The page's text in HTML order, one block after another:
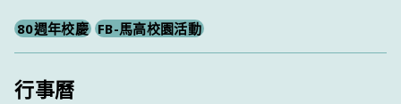
80週年校慶 FB-馬高校園活動
行事曆